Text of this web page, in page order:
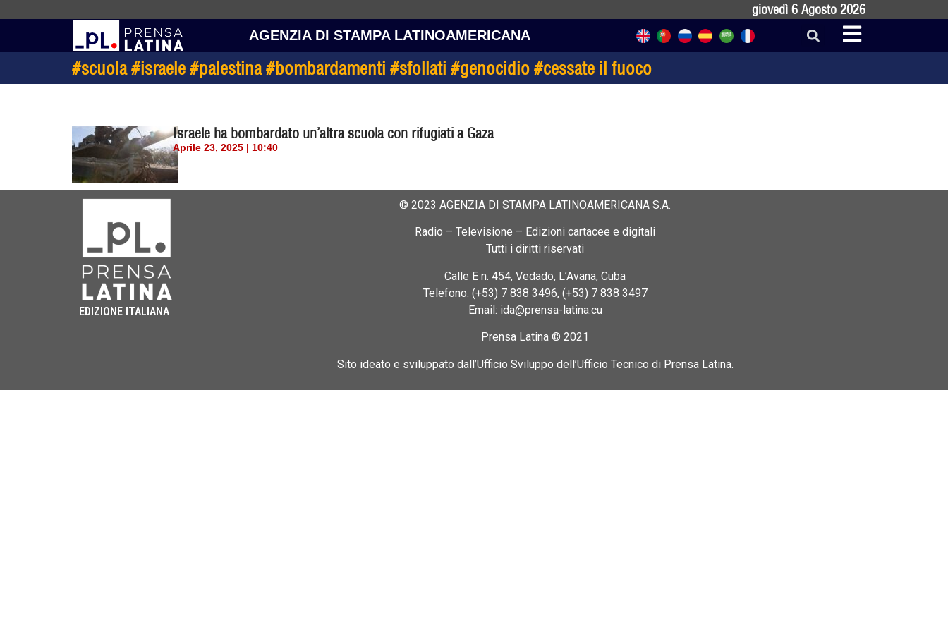
giovedì 6 Agosto 2026
AGENZIA DI STAMPA LATINOAMERICANA
#scuola #israele #palestina #bombardamenti #sfollati #genocidio #cessate il fuoco
Israele ha bombardato un’altra scuola con rifugiati a Gaza
Aprile 23, 2025 | 10:40
EDIZIONE ITALIANA
© 2023 AGENZIA DI STAMPA LATINOAMERICANA S.A.
Radio – Televisione – Edizioni cartacee e digitali
Tutti i diritti riservati
Calle E n. 454, Vedado, L’Avana, Cuba
Telefono: (+53) 7 838 3496, (+53) 7 838 3497
Email: ida@prensa-latina.cu
Prensa Latina © 2021
Sito ideato e sviluppato dall’Ufficio Sviluppo dell’Ufficio Tecnico di Prensa Latina.